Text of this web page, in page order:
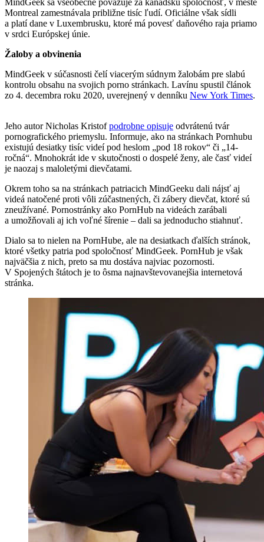
MindGeek sa všeobecne považuje za kanadskú spoločnosť, v meste
Montreal zamestnávala približne tisíc ľudí. Oficiálne však sídli
a platí dane v Luxembrusku, ktoré má povesť daňového raja priamo
v srdci Európskej únie.
Žaloby a obvinenia
MindGeek v súčasnosti čelí viacerým súdnym žalobám pre slabú
kontrolu obsahu na svojich porno stránkach. Lavínu spustil článok
zo 4. decembra roku 2020, uverejnený v denníku New York Times.
Jeho autor Nicholas Kristofpodrobne opisuje odvrátenú tvár
pornografického priemyslu. Informuje, ako na stránkach Pornhubu
existujú desiatky tisíc videí pod heslom „pod 18 rokov“ či „14-
ročná“. Mnohokrát ide v skutočnosti o dospelé ženy, ale časť videí
je naozaj s maloletými dievčatami.
Okrem toho sa na stránkach patriacich MindGeeku dali nájsť aj
videá natočené proti vôli zúčastnených, či zábery dievčat, ktoré sú
zneužívané. Pornostránky ako PornHub na videách zarábali
a umožňovali aj ich voľné šírenie – dali sa jednoducho stiahnuť.
Dialo sa to nielen na PornHube, ale na desiatkach ďalších stránok,
ktoré všetky patria pod spoločnosť MindGeek. PornHub je však
najväčšia z nich, preto sa mu dostáva najviac pozornosti.
V Spojených štátoch je to ôsma najnavštevovanejšia internetová
stránka.